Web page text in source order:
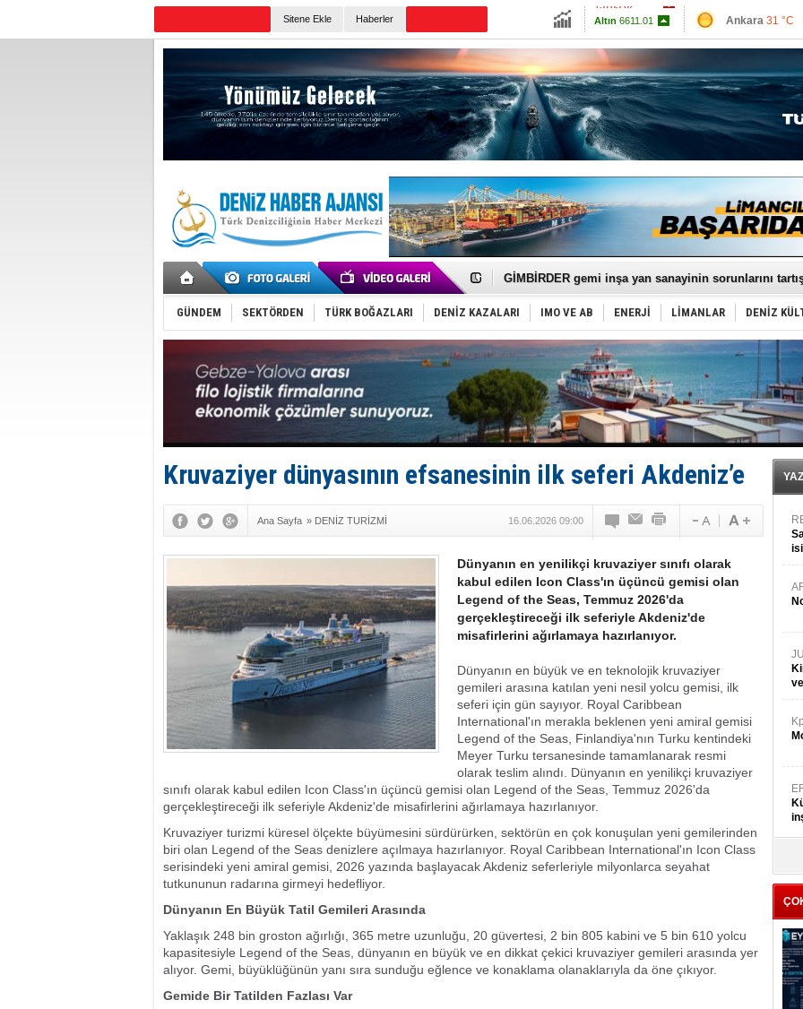
Sitene Ekle Haberler
Altın 6611.01
Euro55.0407
Ankara 31 °C
Antalya32 °C
Muğla 33 °C
Çanakkale 28
FESCO, Karadeniz'de yeni sevkiyat taleplerini
GİMBİRDER gemi inşa yan sanayinin sorunlarını
35 milyon TL'lik tekne projesinde karar çıktı
İnsansız cankurtaran ihalesini BlueForge kazandı
Yüzyıl sonra ilk kez dünyaya açılan gizemli ada!
Anadolu Tersanesi EYDEP’te A sertifikası alan ilk
Derince, ILCA Masters Türkiye Şampiyonası’na ev
Tüpraş, ham petrol taşımacılığına 4 yeni tanker daha
İTU AUV, Dünya’da 2. oldu!
LNG taşımacılığında maliyetler katlandı
PROYAD, yat mürettebatı için yurt dışı harcı için
Türkiye-Irak enerji hattında yeni dönem başlıyor
Deniz turizminde yeni ‘Ceza Rejimi’!
GÜNDEM SEKTÖRDEN TÜRK BOĞAZLARI DENİZ KAZALARI IMO VE AB ENERJİ LİMANLAR DENİZ
Kruvaziyer dünyasının efsanesinin ilk seferi Akdeniz’e
Ana Sayfa » DENİZ TURİZMİ 16.06.2026 09:00
Dünyanın en yenilikçi kruvaziyer sınıfı olarak
kabul edilen Icon Class'ın üçüncü gemisi olan
Legend of the Seas, Temmuz 2026'da
gerçekleştireceği ilk seferiyle Akdeniz'de
misafirlerini ağırlamaya hazırlanıyor.
Dünyanın en büyük ve en teknolojik kruvaziyer
gemileri arasına katılan yeni nesil yolcu gemisi, ilk
seferi için gün sayıyor. Royal Caribbean
International'ın merakla beklenen yeni amiral gemisi
Legend of the Seas, Finlandiya'nın Turku kentindeki
Meyer Turku tersanesinde tamamlanarak resmi
olarak teslim alındı. Dünyanın en yenilikçi kruvaziyer
sınıfı olarak kabul edilen Icon Class'ın üçüncü gemisi olan Legend of the Seas, Temmuz 2026'da
gerçekleştireceği ilk seferiyle Akdeniz'de misafirlerini ağırlamaya hazırlanıyor.
Kruvaziyer turizmi küresel ölçekte büyümesini sürdürürken, sektörün en çok konuşulan yeni gemilerinden
biri olan Legend of the Seas denizlere açılmaya hazırlanıyor. Royal Caribbean International'ın Icon Class
serisindeki yeni amiral gemisi, 2026 yazında başlayacak Akdeniz seferleriyle milyonlarca seyahat
tutkununun radarına girmeyi hedefliyor.
Dünyanın En Büyük Tatil Gemileri Arasında
Yaklaşık 248 bin groston ağırlığı, 365 metre uzunluğu, 20 güvertesi, 2 bin 805 kabini ve 5 bin 610 yolcu
kapasitesiyle Legend of the Seas, dünyanın en büyük ve en dikkat çekici kruvaziyer gemileri arasında yer
alıyor. Gemi, büyüklüğünün yanı sıra sunduğu eğlence ve konaklama olanaklarıyla da öne çıkıyor.
Gemide Bir Tatilden Fazlası Var